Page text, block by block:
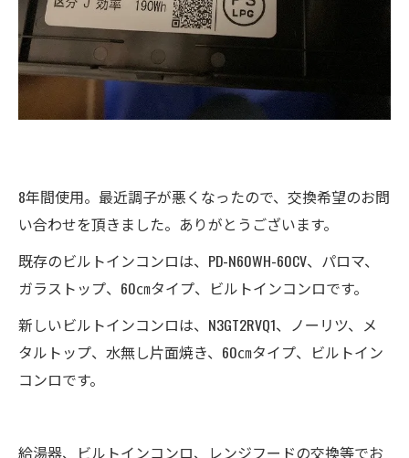
8年間使用。最近調子が悪くなったので、交換希望のお問
い合わせを頂きました。ありがとうございます。
既存のビルトインコンロは、PD-N60WH-60CV、パロマ、
ガラストップ、60㎝タイプ、ビルトインコンロです。
新しいビルトインコンロは、N3GT2RVQ1、ノーリツ、メ
タルトップ、水無し片面焼き、60㎝タイプ、ビルトイン
コンロです。
給湯器、ビルトインコンロ、レンジフードの交換等でお